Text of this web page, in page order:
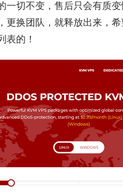
一切不变，售后只会有质
更换团队，就释放出来，
表的！